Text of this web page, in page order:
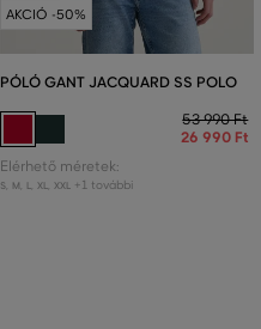
AKCIÓ -50%
PÓLÓ GANT JACQUARD SS POLO
53 990 Ft
26 990 Ft
Elérhető méretek:
S, M L XL XXL +1 további